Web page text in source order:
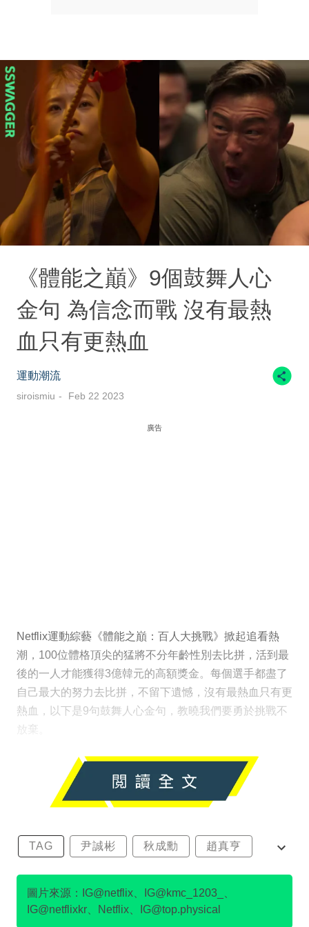
《體能之巔》9個鼓舞人心
金句 為信念而戰 沒有最熱
血只有更熱血
運動潮流
siroismiu Feb 22 2023
廣告
Netflix運動綜藝《體能之巔：百人大挑戰》掀起追看熱
潮，100位體格頂尖的猛將不分年齡性別去比拼，活到最
後的一人才能獲得3億韓元的高額獎金。每個選手都盡了
自己最大的努力去比拼，不留下遺憾，沒有最熱血只有更
熱血，以下是9句鼓舞人心金句，教曉我們要勇於挑戰不
放棄。
TAG 尹誠彬 秋成勳 趙真亨
金民澈
圖片來源：IG@netflix、IG@kmc_1203_、
IG@netflixkr、Netflix、IG@top.physical